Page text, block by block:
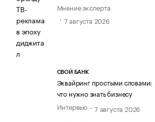
Мнение эксперта
7 августа 2026
СВОЙ БАНК
Эквайринг простыми словами:
что нужно знать бизнесу
Интервью
7 августа 2026